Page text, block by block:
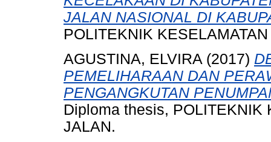
JALAN NASIONAL DI
POLITEKNIK
AGUSTINA, ELVIRA (2017)
PEMELIHARAAN DAN
PENGANGKUTAN
Diploma thesis, POLITEKNIK
JALAN.